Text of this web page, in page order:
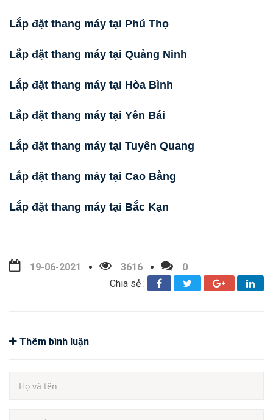
Lắp đặt thang máy tại Phú Thọ
Lắp đặt thang máy tại Quảng Ninh
Lắp đặt thang máy tại Hòa Bình
Lắp đặt thang máy tại Yên Bái
Lắp đặt thang máy tại Tuyên Quang
Lắp đặt thang máy tại Cao Bằng
Lắp đặt thang máy tại Bắc Kạn
19-06-2021 3616
0
Chia sẻ :
Thêm bình luận